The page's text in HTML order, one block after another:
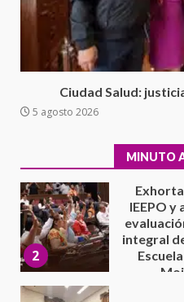
Ciudad Salud:
5 agosto 2026
MINUTO
7 agosto
IEEPO
5 agosto
3
Ciudad
5 agosto